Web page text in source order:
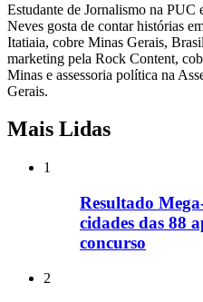
Estudante de Jornalismo na PUC
Neves gosta de contar histórias
Itatiaia, cobre Minas Gerais,
marketing pela Rock Content,
Minas e assessoria política na
Gerais.
Mais Lidas
1
Resultado
cidades das 88
concurso
2